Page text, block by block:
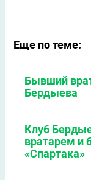
Еще по теме:
Бывший
Бердыева
Клуб
вратарем и
«Спартака»